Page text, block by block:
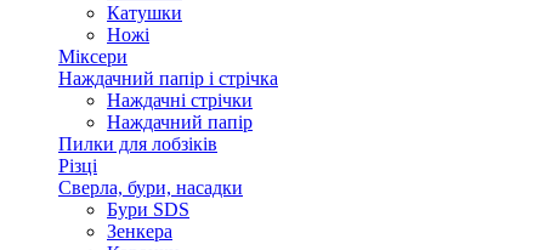
Катушки
Ножі
Міксери
Наждачний папір і стрічка
Наждачні стрічки
Наждачний папір
Пилки для лобзіків
Різці
Сверла, бури, насадки
Бури SDS
Зенкера